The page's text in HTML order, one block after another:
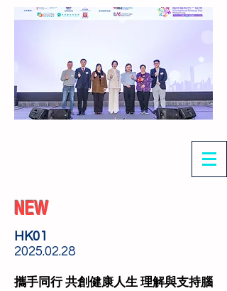
NEW
HK01
2025.02.28
攜手同行 共創健康人生 理解與支持腦